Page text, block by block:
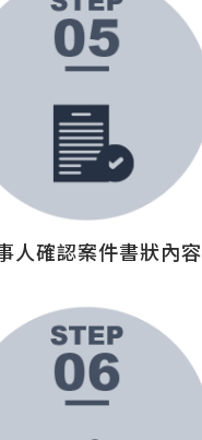
人確認案件書狀內容